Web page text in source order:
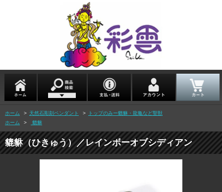
ホーム > 天然石彫刻ペンダント >
トップのみー貔貅・龍亀など聖獣
ホーム
> 貔貅
貔貅（ひきゅう）／レインボーオブシディアン